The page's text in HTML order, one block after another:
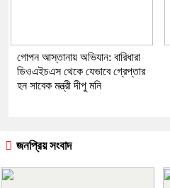
গোপন আস্তানায় অভিযান: বারিধারা
ডিওএইচএস থেকে যেভাবে গ্রেপ্তার
হন সাবেক মন্ত্রী দীপু মনি
জনপ্রিয় সংবাদ